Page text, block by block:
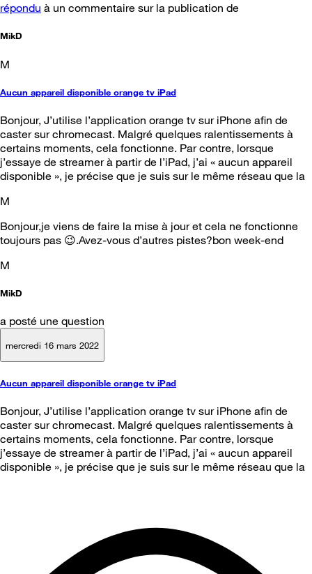
répondu à un commentaire sur la publication de
MikD
M
Aucun appareil disponible orange tv iPad
Bonjour, J’utilise l’application orange tv sur iPhone afin de
caster sur chromecast. Malgré quelques ralentissements à
certains moments, cela fonctionne. Par contre, lorsque
j’essaye de streamer à partir de l’iPad, j’ai « aucun appareil
disponible », je précise que je suis sur le même réseau que la
M
Bonjour,je viens de faire la mise à jour et cela ne fonctionne
toujours pas 😉.Avez-vous d’autres pistes?bon week-end
M
MikD
a posté une question
mercredi 16 mars 2022
Aucun appareil disponible orange tv iPad
Bonjour, J’utilise l’application orange tv sur iPhone afin de
caster sur chromecast. Malgré quelques ralentissements à
certains moments, cela fonctionne. Par contre, lorsque
j’essaye de streamer à partir de l’iPad, j’ai « aucun appareil
disponible », je précise que je suis sur le même réseau que la